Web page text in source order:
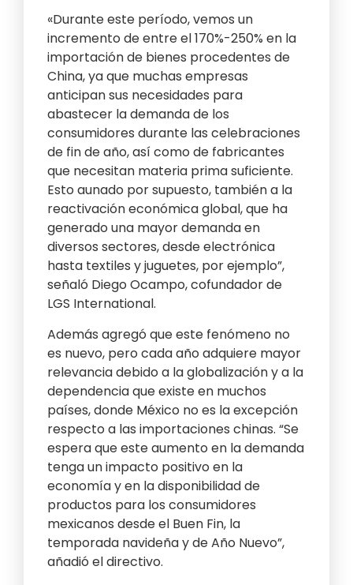
«Durante este período, vemos un
incremento de entre el 170%-250% en la
importación de bienes procedentes de
China, ya que muchas empresas
anticipan sus necesidades para
abastecer la demanda de los
consumidores durante las celebraciones
de fin de año, así como de fabricantes
que necesitan materia prima suficiente.
Esto aunado por supuesto, también a la
reactivación económica global, que ha
generado una mayor demanda en
diversos sectores, desde electrónica
hasta textiles y juguetes, por ejemplo”,
señaló Diego Ocampo, cofundador de
LGS International.
Además agregó que este fenómeno no
es nuevo, pero cada año adquiere mayor
relevancia debido a la globalización y a la
dependencia que existe en muchos
países, donde México no es la excepción
respecto a las importaciones chinas. “Se
espera que este aumento en la demanda
tenga un impacto positivo en la
economía y en la disponibilidad de
productos para los consumidores
mexicanos desde el Buen Fin, la
temporada navideña y de Año Nuevo”,
añadió el directivo.